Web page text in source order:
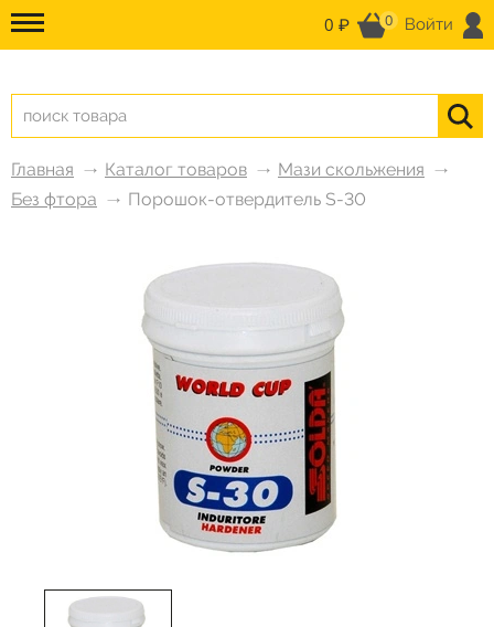
0 ₽ 0 Войти
Главная Каталог товаров
Мази скольжения
Без фтора
Порошок-отвердитель S-30